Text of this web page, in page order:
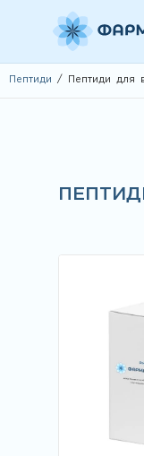
Пептиди / Пептиди для